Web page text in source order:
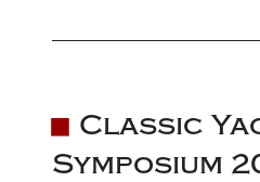
Classic
Symposium